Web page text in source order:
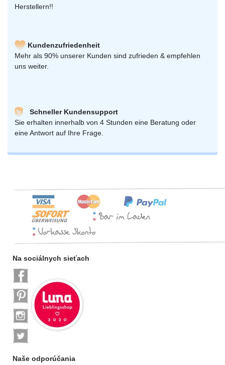
Herstellern!!
Kundenzufriedenheit
Mehr als 90% unserer Kunden sind zufrieden & empfehlen
uns weiter.
Schneller Kundensupport
Sie erhalten innerhalb von 4 Stunden eine Beratung oder
eine Antwort auf Ihre Frage.
Na sociálnych sieťach
Naše odporúčania